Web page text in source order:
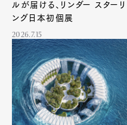
ルが届ける、リンダー スターリ
ング日本初個展
2026.7.15